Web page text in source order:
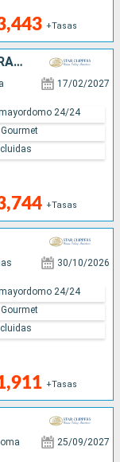
+Tasas
SANTA LUCIA, SAN VINCENT Y LAS GRANADINAS, TRINIDAD Y TOBAGO, ANTÁRTICO, GRENADA
17/02/2027
+Tasas
24/24
30/10/2026
+Tasas
24/24
25/09/2027